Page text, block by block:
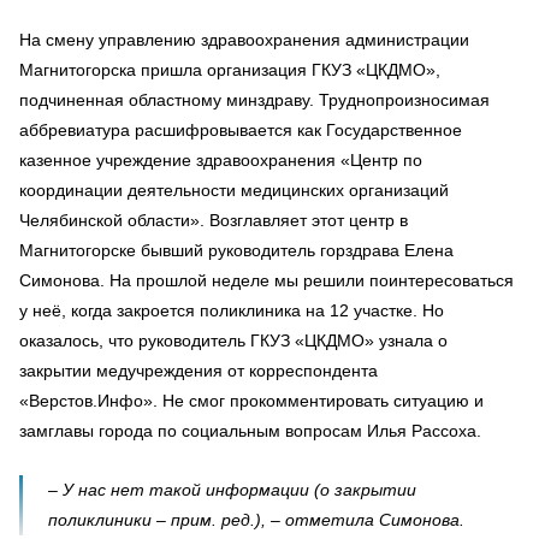
На смену управлению здравоохранения администрации
Магнитогорска пришла организация ГКУЗ «ЦКДМО»,
подчиненная областному минздраву. Труднопроизносимая
аббревиатура расшифровывается как Государственное
казенное учреждение здравоохранения «Центр по
координации деятельности медицинских организаций
Челябинской области». Возглавляет этот центр в
Магнитогорске бывший руководитель горздрава Елена
Симонова. На прошлой неделе мы решили поинтересоваться
у неё, когда закроется поликлиника на 12 участке. Но
оказалось, что руководитель ГКУЗ «ЦКДМО» узнала о
закрытии медучреждения от корреспондента
«Верстов.Инфо». Не смог прокомментировать ситуацию и
замглавы города по социальным вопросам Илья Рассоха.
– У нас нет такой информации (о закрытии
поликлиники – прим. ред.), – отметила Симонова.